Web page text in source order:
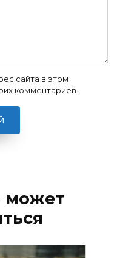
сайта в этом
комментариев.
может